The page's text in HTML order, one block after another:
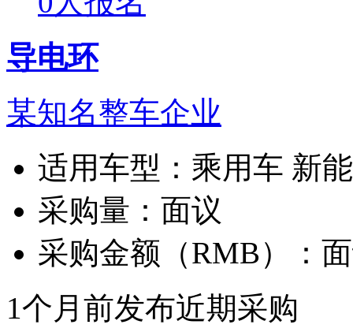
导电环
某知名整车企业
适用车型： 乘用车 新
采购量： 面议
采购金额（RMB）：
1个月前发布近期采购